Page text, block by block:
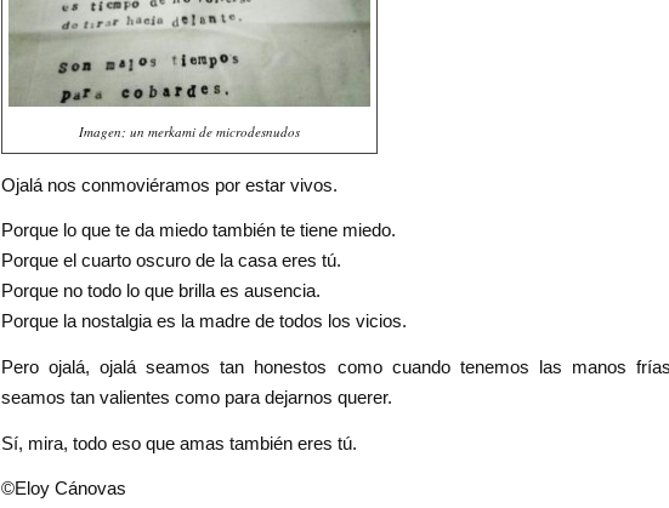
Imagen; un merkami de microdesnudos
Ojalá nos conmoviéramos por estar vivos.
Porque lo que te da miedo también te tiene miedo.
Porque el cuarto oscuro de la casa eres tú.
Porque no todo lo que brilla es ausencia.
Porque la nostalgia es la madre de todos los vicios.
Pero ojalá, ojalá seamos tan honestos como cuando tenemos las manos
seamos tan valientes como para dejarnos querer.
Sí, mira, todo eso que amas también eres tú.
©Eloy Cánovas